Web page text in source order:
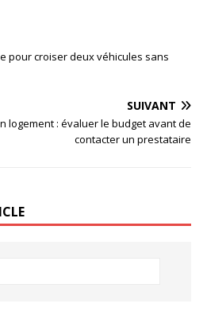
pour croiser deux véhicules sans
SUIVANT
logement : évaluer le budget avant de
contacter un prestataire